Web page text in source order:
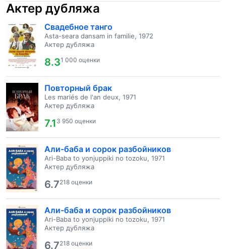
Актер дубляжа
Свадебное танго
Asta-seara dansam in familie, 1972
Актер дубляжа
8.31 000 оценки
Повторный брак
Les mariés de l'an deux, 1971
Актер дубляжа
7.1 3 950 оценки
Али-баба и сорок разбойников
Ari-Baba to yonjuppiki no tozoku, 1971
Актер дубляжа
6.7218 оценки
Али-баба и сорок разбойников
Ari-Baba to yonjuppiki no tozoku, 1971
Актер дубляжа
6.7218 оценки